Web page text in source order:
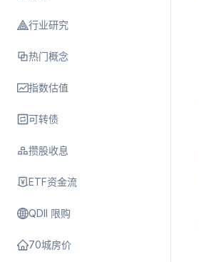
行业研究
热门概念
指数估值
可转债
攒股收息
ETF资金流
QDII 限购
70城房价